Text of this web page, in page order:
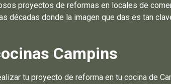
proyectos de reformas en locales de
décadas donde la imagen que das es tan
Campins
tu proyecto de reforma en tu cocina de